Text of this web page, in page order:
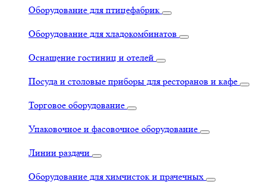
Оборудование для птицефабрик
Оборудование для хладокомбинатов
Оснащение гостиниц и отелей
Посуда и столовые приборы для ресторанов и кафе
Торговое оборудование
Упаковочное и фасовочное оборудование
Линии раздачи
Оборудование для химчисток и прачечных